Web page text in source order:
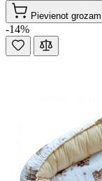
Pievienot grozam
-14%